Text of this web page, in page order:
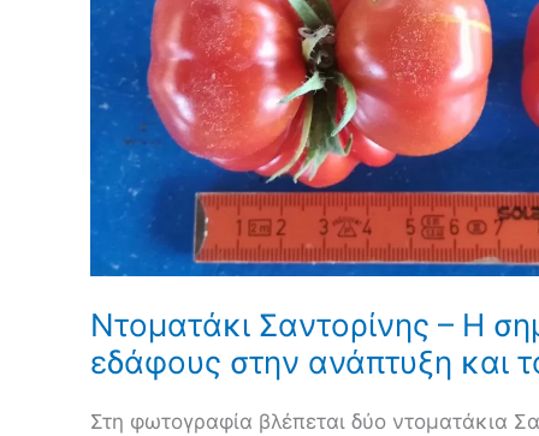
Ντοματάκι Σαντορίνης – Η
εδάφους στην ανάπτυξη και
Στη φωτογραφία βλέπεται δύο ντοματάκια